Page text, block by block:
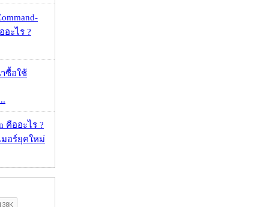
อะไร ?
ซื้อใช้
คืออะไร ?
อร์ยุคใหม่